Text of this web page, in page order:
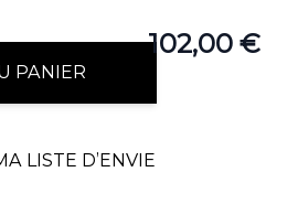
102,00 €
PANIER
LISTE D’ENVIE